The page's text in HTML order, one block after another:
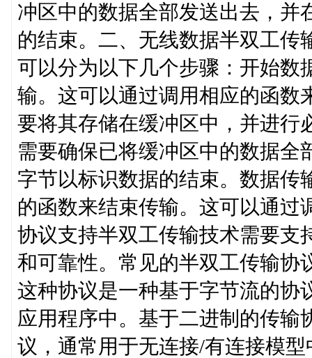
冲区中的数据全部发送出去，并
的结束。二、无线数据半双工传
可以分为以下几个步骤：开始数
输。这可以通过调用相应的函数
要将其存储在缓冲区中，并进行
需要确保已将缓冲区中的数据全
字节以标识数据的结束。数据传
的函数来结束传输。这可以通过
协议支持半双工传输技术需要支
和可靠性。常见的半双工传输协
这种协议是一种基于字节流的协
应用程序中。基于二进制的传输
议，通常用于无连接/有连接模